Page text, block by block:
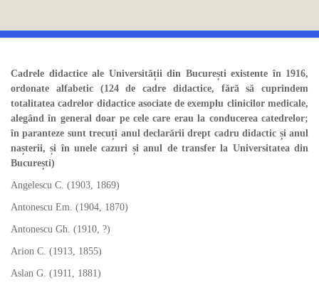
Cadrele didactice ale Universității din București existente în 1916,
ordonate alfabetic (124 de cadre didactice, fără să cuprindem
totalitatea cadrelor didactice asociate de exemplu clinicilor medicale,
alegând în general doar pe cele care erau la conducerea catedrelor;
în paranteze sunt trecuți anul declarării drept cadru didactic și anul
nașterii, și în unele cazuri și anul de transfer la Universitatea din
București)
Angelescu C. (1903, 1869)
Antonescu Em. (1904, 1870)
Antonescu Gh. (1910, ?)
Arion C. (1913, 1855)
Aslan G. (1911, 1881)